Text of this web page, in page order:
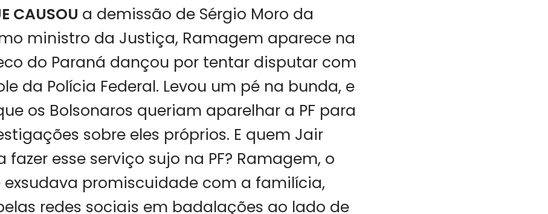
CAUSOU a demissão de Sérgio Moro da
ministro da Justiça, Ramagem aparece na
do Paraná dançou por tentar disputar com
da Polícia Federal. Levou um pé na bunda, e
os Bolsonaros queriam aparelhar a PF para
sobre eles próprios. E quem Jair
fazer esse serviço sujo na PF? Ramagem, o
exsudava promiscuidade com a familícia,
redes sociais em badalações ao lado de